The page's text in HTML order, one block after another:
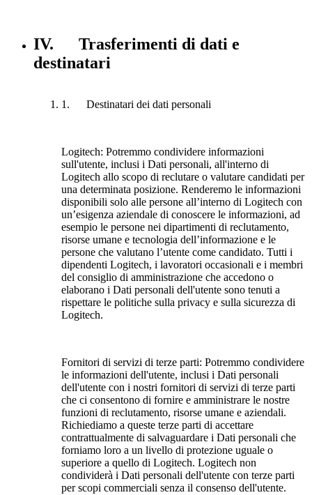
IV. Trasferimenti di dati e
destinatari
1. Destinatari dei dati personali
Logitech: Potremmo condividere informazioni
sull'utente, inclusi i Dati personali, all'interno di
Logitech allo scopo di reclutare o valutare candidati per
una determinata posizione. Renderemo le informazioni
disponibili solo alle persone all’interno di Logitech con
un’esigenza aziendale di conoscere le informazioni, ad
esempio le persone nei dipartimenti di reclutamento,
risorse umane e tecnologia dell’informazione e le
persone che valutano l’utente come candidato. Tutti i
dipendenti Logitech, i lavoratori occasionali e i membri
del consiglio di amministrazione che accedono o
elaborano i Dati personali dell'utente sono tenuti a
rispettare le politiche sulla privacy e sulla sicurezza di
Logitech.
Fornitori di servizi di terze parti: Potremmo condividere
le informazioni dell'utente, inclusi i Dati personali
dell'utente con i nostri fornitori di servizi di terze parti
che ci consentono di fornire e amministrare le nostre
funzioni di reclutamento, risorse umane e aziendali.
Richiediamo a queste terze parti di accettare
contrattualmente di salvaguardare i Dati personali che
forniamo loro a un livello di protezione uguale o
superiore a quello di Logitech. Logitech non
condividerà i Dati personali dell'utente con terze parti
per scopi commerciali senza il consenso dell'utente.